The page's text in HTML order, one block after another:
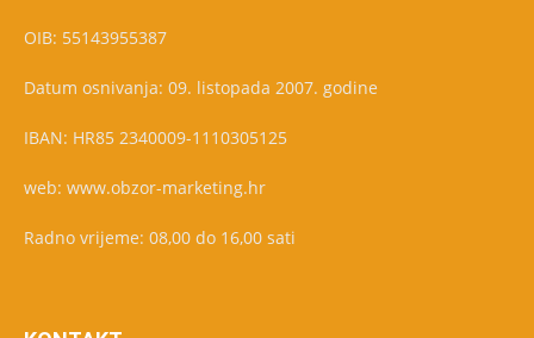
OIB: 55143955387
Datum osnivanja: 09. listopada 2007. godine
IBAN: HR85 2340009-1110305125
web: www.obzor-marketing.hr
Radno vrijeme: 08,00 do 16,00 sati